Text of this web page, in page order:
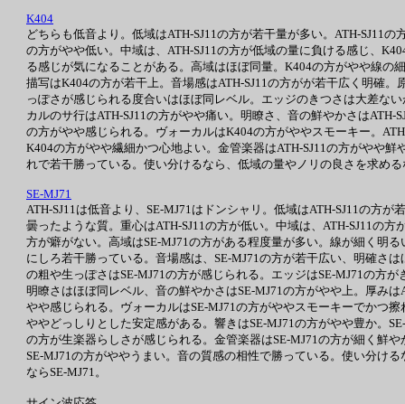
K404
どちらも低音より。低域はATH-SJ11の方が若干量が多い。ATH-SJ11
の方がやや低い。中域は、ATH-SJ11の方が低域の量に負ける感じ、
る感じが気になることがある。高域はほぼ同量。K404の方がやや線の
描写はK404の方が若干上。音場感はATH-SJ11の方がが若干広く明確
っぽさが感じられる度合いはほぼ同レベル。エッジのきつさは大差な
カルのサ行はATH-SJ11の方がやや痛い。明瞭さ、音の鮮やかさは
の方がやや感じられる。ヴォーカルはK404の方がややスモーキー。
K404の方がやや繊細かつ心地よい。金管楽器はATH-SJ11の方がやや
れで若干勝っている。使い分けるなら、低域の量やノリの良さを求め
SE-MJ71
ATH-SJ11は低音より、SE-MJ71はドンシャリ。低域はATH-SJ11の方
曇ったような質。重心はATH-SJ11の方が低い。中域は、ATH-SJ11の
方が癖がない。高域はSE-MJ71の方がある程度量が多い。線が細く明
にしろ若干勝っている。音場感は、SE-MJ71の方が若干広い、明確さ
の粗や生っぽさはSE-MJ71の方が感じられる。エッジはSE-MJ71の方
明瞭さはほぼ同レベル、音の鮮やかさはSE-MJ71の方がやや上。厚み
やや感じられる。ヴォーカルはSE-MJ71の方がややスモーキーでかつ
ややどっしりとした安定感がある。響きはSE-MJ71の方がやや豊か。
の方が生楽器らしさが感じられる。金管楽器はSE-MJ71の方が細く鮮
SE-MJ71の方がややうまい。音の質感の相性で勝っている。使い分け
ならSE-MJ71。